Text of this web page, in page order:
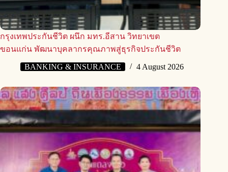
กรุงเทพประกันชีวิต ผนึก มทร.อีสาน วิทยาเขต
ขอนแก่น พัฒนาบุคลากรคุณภาพสู่ธุรกิจประกันชีวิต
BANKING & INSURANCE 4 August 2026